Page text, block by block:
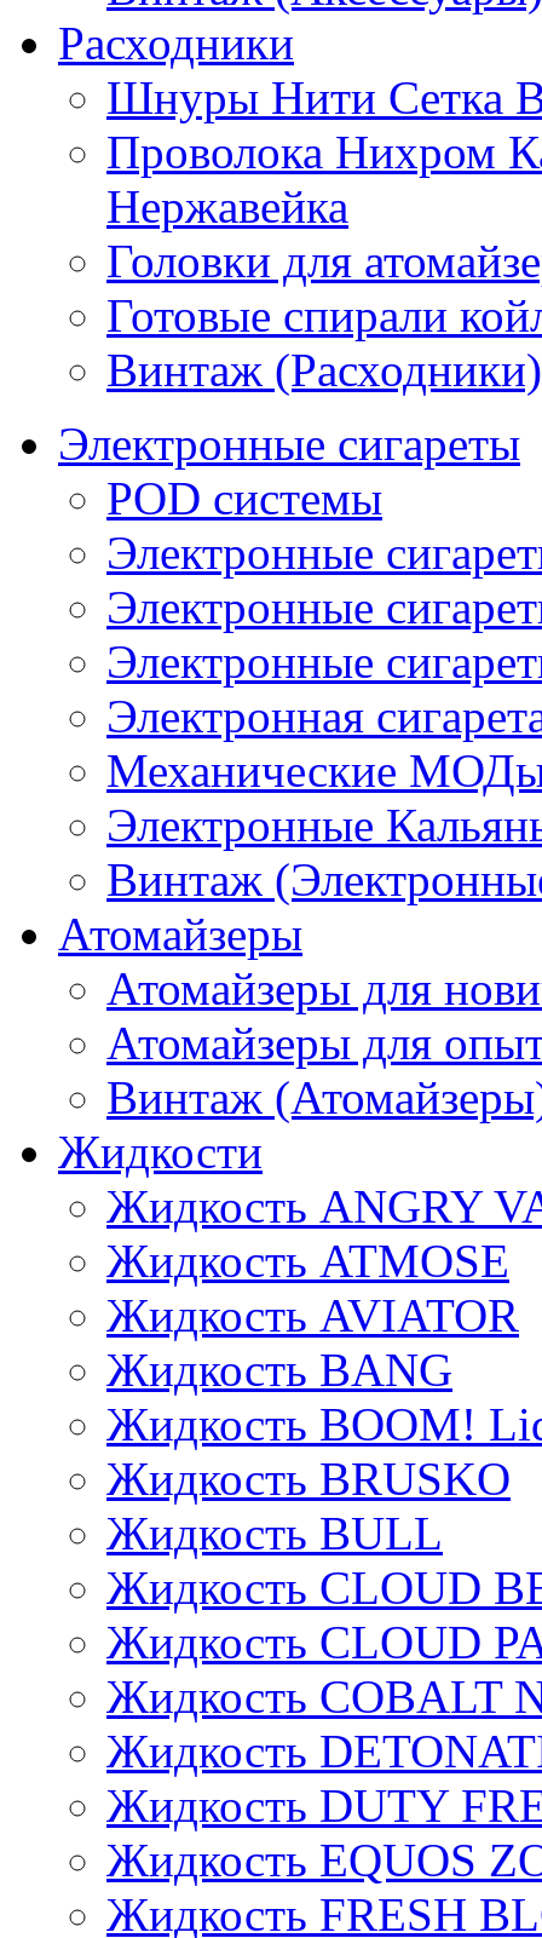
Расходники
Шнуры Нити Сетка
Проволока Нихром
Нержавейка
Головки для
Готовые спирали
Винтаж (Расходники)
Электронные сигареты
POD системы
Электронные
Электронные
Электронные
Электронная
Механические
Электронные
Винтаж
Атомайзеры
Атомайзеры для
Атомайзеры для
Винтаж
Жидкости
Жидкость ANGRY
Жидкость ATMOSE
Жидкость AVIATOR
Жидкость BANG
Жидкость BOOM!
Жидкость BRUSKO
Жидкость BULL
Жидкость CLOUD
Жидкость CLOUD
Жидкость COBALT
Жидкость
Жидкость DUTY
Жидкость EQUOS
Жидкость FRESH